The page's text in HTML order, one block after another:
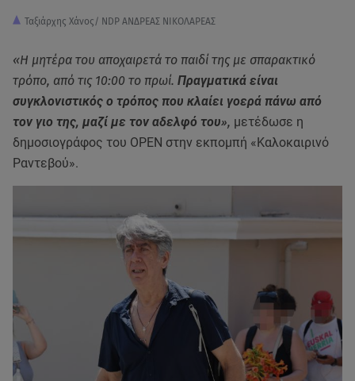
Ταξιάρχης Χάνος/ NDP ΑΝΔΡΕΑΣ ΝΙΚΟΛΑΡΕΑΣ
«Η μητέρα του αποχαιρετά το παιδί της με σπαρακτικό
τρόπο, από τις 10:00 το πρωί. Πραγματικά είναι
συγκλονιστικός ο τρόπος που κλαίει γοερά πάνω από
τον γιο της, μαζί με τον αδελφό του», μετέδωσε η
δημοσιογράφος του ΟΡΕΝ στην εκπομπή «Καλοκαιρινό
Ραντεβού».